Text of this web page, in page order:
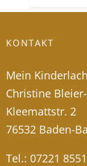
KONTAKT
Mein
Christine
Kleemattstr. 2
76532 Baden-
Tel.: 07221